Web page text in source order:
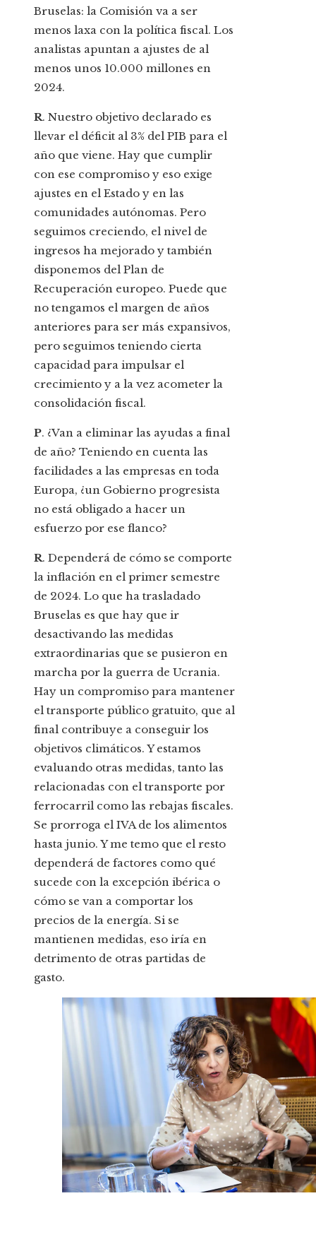
Bruselas: la Comisión va a ser
menos laxa con la política fiscal. Los
analistas apuntan a ajustes de al
menos unos 10.000 millones en
2024.
R. Nuestro objetivo declarado es
llevar el déficit al 3% del PIB para el
año que viene. Hay que cumplir
con ese compromiso y eso exige
ajustes en el Estado y en las
comunidades autónomas. Pero
seguimos creciendo, el nivel de
ingresos ha mejorado y también
disponemos del Plan de
Recuperación europeo. Puede que
no tengamos el margen de años
anteriores para ser más expansivos,
pero seguimos teniendo cierta
capacidad para impulsar el
crecimiento y a la vez acometer la
consolidación fiscal.
P. ¿Van a eliminar las ayudas a final
de año? Teniendo en cuenta las
facilidades a las empresas en toda
Europa, ¿un Gobierno progresista
no está obligado a hacer un
esfuerzo por ese flanco?
R. Dependerá de cómo se comporte
la inflación en el primer semestre
de 2024. Lo que ha trasladado
Bruselas es que hay que ir
desactivando las medidas
extraordinarias que se pusieron en
marcha por la guerra de Ucrania.
Hay un compromiso para mantener
el transporte público gratuito, que al
final contribuye a conseguir los
objetivos climáticos. Y estamos
evaluando otras medidas, tanto las
relacionadas con el transporte por
ferrocarril como las rebajas fiscales.
Se prorroga el IVA de los alimentos
hasta junio. Y me temo que el resto
dependerá de factores como qué
sucede con la excepción ibérica o
cómo se van a comportar los
precios de la energía. Si se
mantienen medidas, eso iría en
detrimento de otras partidas de
gasto.